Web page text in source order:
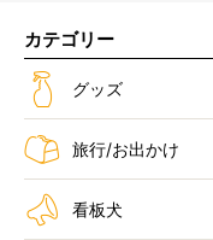
カテゴリー
グッズ
旅行/お出かけ
看板犬